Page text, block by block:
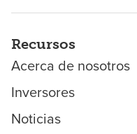
Recursos
Acerca de nosotros
Inversores
Noticias